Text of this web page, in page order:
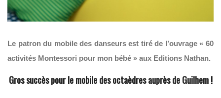
Le patron du mobile des danseurs est tiré de l’ouvrage « 60
activités Montessori pour mon bébé » aux Editions Nathan.
Gros succès pour le mobile des octaèdres auprès de Guilhem !